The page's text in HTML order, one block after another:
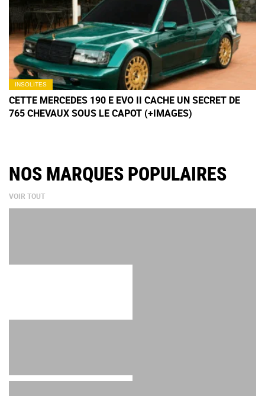
INSOLITES
CETTE MERCEDES 190 E EVO II CACHE UN SECRET DE
765 CHEVAUX SOUS LE CAPOT (+IMAGES)
NOS MARQUES POPULAIRES
VOIR TOUT